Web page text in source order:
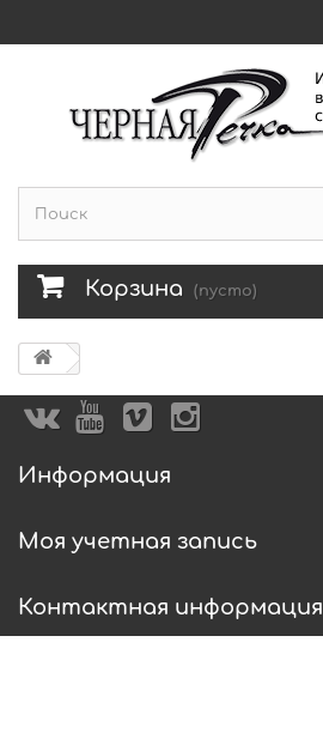
Корзина (пусто)
Информация
Моя учетная запись
Контактная информация